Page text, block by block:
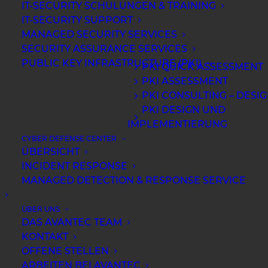
IT-SECURITY SCHULUNGEN & TRAINING
IT-SECURITY SUPPORT
MANAGED SECURITY SERVICES
SECURITY ASSURANCE SERVICES
PUBLIC KEY INFRASTRUCTURE (PKI)PKI QUICK ASSESSMENT
PKI ASSESSMENT
PKI CONSULTING –
PKI DESIGN UND
IMPLEMENTIERUNG
CYBER DEFENSE CENTER
ÜBERSICHT
INCIDENT RESPONSE
MANAGED DETECTION & RESPONSE SERVICE
ÜBER UNS
DAS AVANTEC TEAM
KONTAKT
OFFENE STELLEN
ARBEITEN BEI AVANTEC